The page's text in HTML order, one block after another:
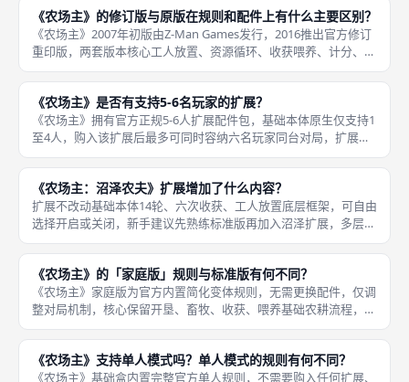
从下一轮完
《农场主》的修订版与原版在规则和配件上有什么主要区别？
《农场主》2007年初版由Z-Man Games发行，2016推出官方修订
重印版，两套版本核心工人放置、资源循环、收获喂养、计分、卡
牌机制100%互通，对局游玩逻辑无任何改动，仅在配件做工、规
则文本、卡牌歧义、收纳设计四大维度优化升级，区分
《农场主》是否有支持5-6名玩家的扩展？
《农场主》拥有官方正规5-6人扩展配件包，基础本体原生仅支持1
至4人，购入该扩展后最多可同时容纳六名玩家同台对局，扩展全
套配套补齐多人游玩所需全部硬件与规则适配内容，核心新增配件
清单：两块独立完整个人农场板，供第五、第六名玩家使用；公共
版图
《农场主：沼泽农夫》扩展增加了什么内容？
扩展不改动基础本体14轮、六次收获、工人放置底层框架，可自由
选择开启或关闭，新手建议先熟练标准版再加入沼泽扩展，多层资
源消耗会提升计算复杂度；扩展配套额外农场板、资源指示物、马
匹家畜板块，原版配件可与扩展完全混用，无版本隔离。《农场
主：沼泽
《农场主》的「家庭版」规则与标准版有何不同？
《农场主》家庭版为官方内置简化变体规则，无需更换配件，仅调
整对局机制，核心保留开垦、畜牧、收获、喂养基础农耕流程，大
幅删减复杂计算与卡牌构筑内容，五大核心差异区分标准版：第一
完全移除所有职业卡、次要发展卡，开局不发放14张手牌，对局内
无卡牌
《农场主》支持单人模式吗？单人模式的规则有何不同？
《农场主》基础盒内置完整官方单人规则，不需要购入任何扩展、